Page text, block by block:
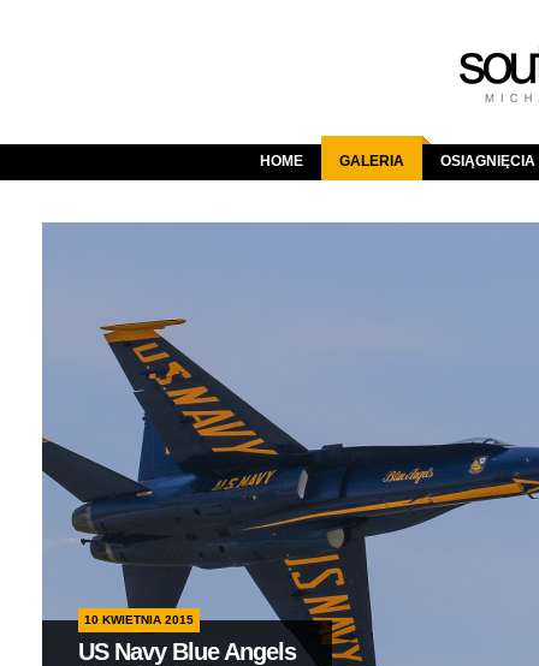
HOME GALERIA OSIĄGNIĘCIA
10 KWIETNIA 2015
US Navy Blue Angels